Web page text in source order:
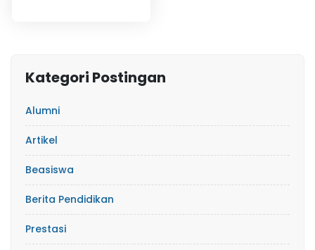
Kategori Postingan
Alumni
Artikel
Beasiswa
Berita Pendidikan
Prestasi